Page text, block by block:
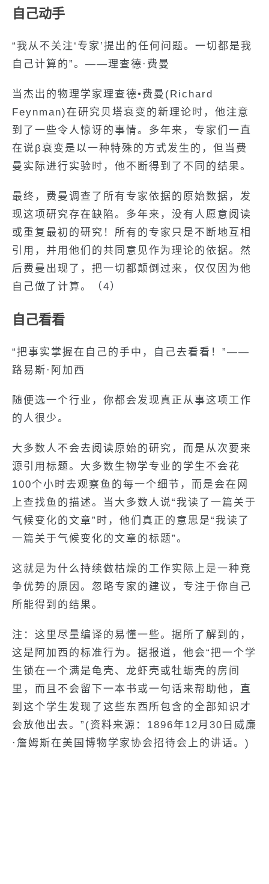
自己动手
“我从不关注‘专家’提出的任何问题。一切都是我
自己计算的”。——理查德·费曼
当杰出的物理学家理查德•费曼(Richard
Feynman)在研究贝塔衰变的新理论时，他注意
到了一些令人惊讶的事情。多年来，专家们一直
在说β衰变是以一种特殊的方式发生的，但当费
曼实际进行实验时，他不断得到了不同的结果。
最终，费曼调查了所有专家依据的原始数据，发
现这项研究存在缺陷。多年来，没有人愿意阅读
或重复最初的研究！所有的专家只是不断地互相
引用，并用他们的共同意见作为理论的依据。然
后费曼出现了，把一切都颠倒过来，仅仅因为他
自己做了计算。（4）
自己看看
“把事实掌握在自己的手中，自己去看看！”——
路易斯·阿加西
随便选一个行业，你都会发现真正从事这项工作
的人很少。
大多数人不会去阅读原始的研究，而是从次要来
源引用标题。大多数生物学专业的学生不会花
100个小时去观察鱼的每一个细节，而是会在网
上查找鱼的描述。当大多数人说“我读了一篇关于
气候变化的文章”时，他们真正的意思是“我读了
一篇关于气候变化的文章的标题”。
这就是为什么持续做枯燥的工作实际上是一种竞
争优势的原因。忽略专家的建议，专注于你自己
所能得到的结果。
注：这里尽量编译的易懂一些。据所了解到的，
这是阿加西的标准行为。据报道，他会“把一个学
生锁在一个满是龟壳、龙虾壳或牡蛎壳的房间
里，而且不会留下一本书或一句话来帮助他，直
到这个学生发现了这些东西所包含的全部知识才
会放他出去。”(资料来源：1896年12月30日威廉
·詹姆斯在美国博物学家协会招待会上的讲话。)